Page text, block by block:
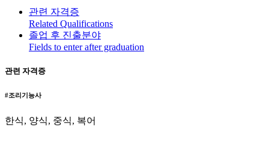
관련 자격증
Related Qualifications
졸업 후 진출분야
Fields to enter after graduation
관련 자격증
#조리기능사
한식, 양식, 중식, 복어